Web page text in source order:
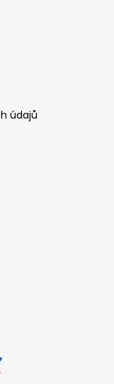
údajů